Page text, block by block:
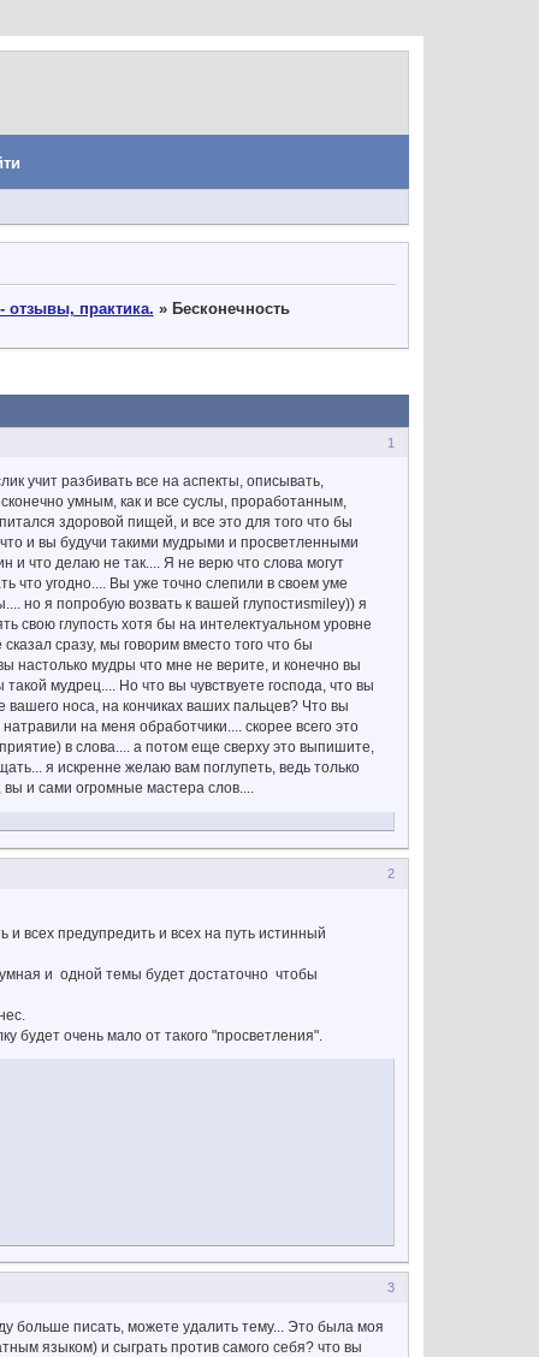
отзывы, практика. » Бесконечность
1
учит разбивать все на аспекты, описывать,
умным, как и все суслы, проработанным,
здоровой пищей, и все это для того что бы
и вы будучи такими мудрыми и просветленными
и что делаю не так.... Я не верю что слова могут
что угодно.... Вы уже точно слепили в своем уме
но я попробую возвать к вашей глупостиsmiley)) я
свою глупость хотя бы на интелектуальном уровне
сразу, мы говорим вместо того что бы
настолько мудры что мне не верите, и конечно вы
мудрец.... Но что вы чувствуете господа, что вы
носа, на кончиках ваших пальцев? Что вы
на меня обработчики.... скорее всего это
в слова.... а потом еще сверху это выпишите,
я искренне желаю вам поглупеть, ведь только
вы и сами огромные мастера слов....
2
всех предупредить и всех на путь истинный
и одной темы будет достаточно чтобы
будет очень мало от такого "просветления".
3
больше писать, можете удалить тему... Это была моя
языком) и сыграть против самого себя? что вы